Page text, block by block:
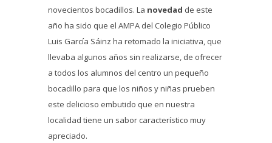
novecientos bocadillos. La novedad de este
año ha sido que el AMPA del Colegio Público
Luis García Sáinz ha retomado la iniciativa, que
llevaba algunos años sin realizarse, de ofrecer
a todos los alumnos del centro un pequeño
bocadillo para que los niños y niñas prueben
este delicioso embutido que en nuestra
localidad tiene un sabor característico muy
apreciado.